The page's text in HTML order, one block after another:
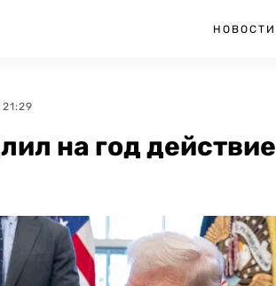
НОВОСТИ
на год